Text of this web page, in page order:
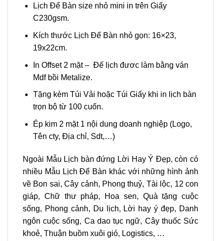
Lịch Để Bàn size nhỏ mini in trên Giấy
C230gsm.
Kích thước Lịch Để Bàn nhỏ gọn: 16×23,
19x22cm.
In Offset 2 mặt – Đế lịch đươc làm bằng ván
Mdf bồi Metalize.
Tặng kèm Túi Vải hoặc Túi Giấy khi in lịch bàn
trọn bộ từ 100 cuốn.
Ép kim 2 mặt 1 nội dung doanh nghiệp (Logo,
Tên cty, Địa chỉ, Sdt,…)
Ngoài Mẫu Lịch bàn đứng Lời Hay Ý Đẹp, còn có
nhiều Mẫu Lịch Để Bàn khác với những hình ảnh
về Bon sai, Cây cảnh, Phong thuỷ, Tài lộc, 12 con
giáp, Chữ thư pháp, Hoa sen, Quà tặng cuộc
sống, Phong cảnh, Du lịch, Lời hay ý đẹp, Danh
ngôn cuộc sống, Ca dao tục ngữ, Cây thuốc Sức
khoẻ, Thuận buồm xuôi gió, Logistics, …